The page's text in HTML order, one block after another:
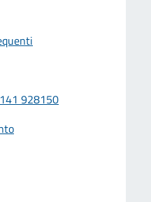
928150